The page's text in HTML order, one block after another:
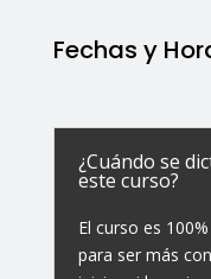
Fechas y
¿Cuándo se
este curso?
El curso es
para ser más